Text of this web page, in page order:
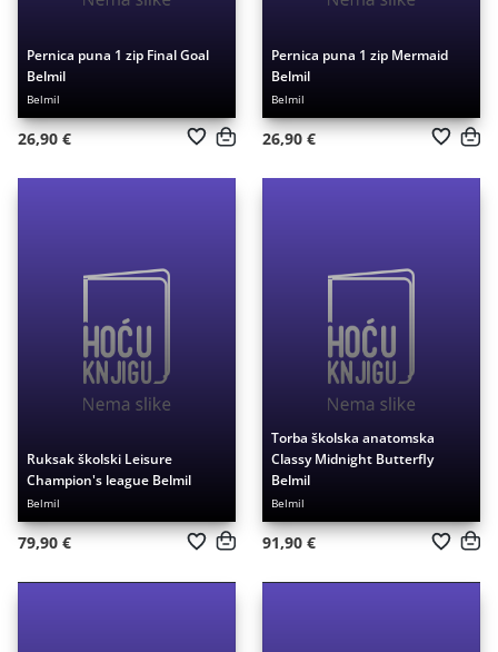
Pernica puna 1 zip Final Goal
Belmil
Belmil
26,90 €
Pernica puna 1 zip Mermaid
Belmil
Belmil
26,90 €
Ruksak školski Leisure
Champion's league Belmil
Belmil
79,90 €
Torba školska anatomska
Classy Midnight Butterfly
Belmil
Belmil
91,90 €